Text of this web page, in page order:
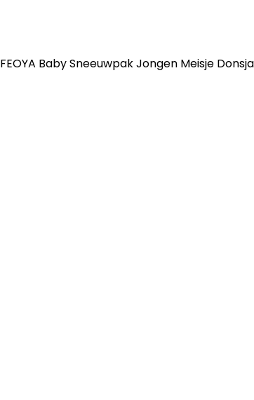
FEOYA Baby Sneeuwpak Jongen Meisje